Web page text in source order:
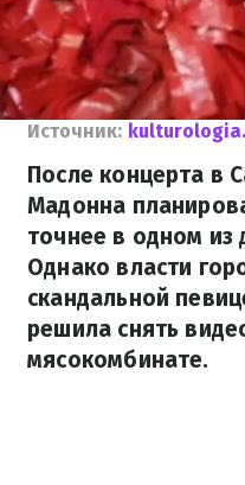
Источник:
После концерта в
Мадонна
точнее в одном из
Однако власти
скандальной
решила снять
мясокомбинате.